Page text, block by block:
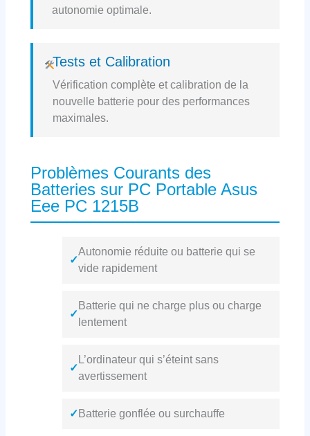
autonomie optimale.
Tests et Calibration
Vérification complète et calibration de la
nouvelle batterie pour des performances
maximales.
Problèmes Courants des
Batteries sur PC Portable Asus
Eee PC 1215B
✓
Autonomie réduite ou batterie qui se
vide rapidement
✓
Batterie qui ne charge plus ou charge
lentement
✓
L’ordinateur qui s’éteint sans
avertissement
✓ Batterie gonflée ou surchauffe